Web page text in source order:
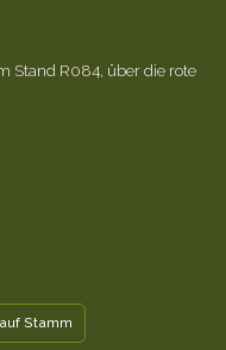
Stand R084, über die rote
Stamm